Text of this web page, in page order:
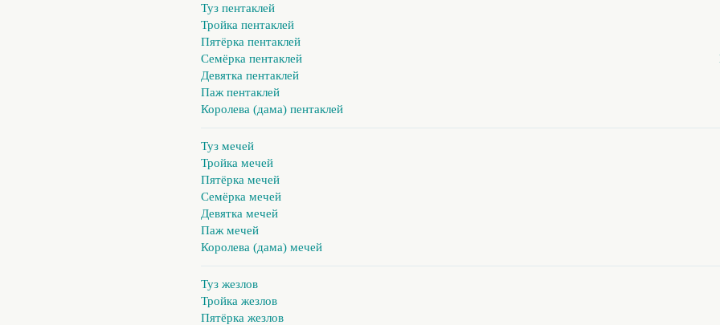
Туз пентаклей
Тройка пентаклей
Пятёрка пентаклей
Семёрка пентаклей
Девятка пентаклей
Паж пентаклей
Королева (дама) пентаклей
Туз мечей
Тройка мечей
Пятёрка мечей
Семёрка мечей
Девятка мечей
Паж мечей
Королева (дама) мечей
Туз жезлов
Тройка жезлов
Пятёрка жезлов